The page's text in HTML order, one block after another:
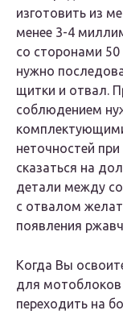
изготовить из
менее 3-4
со сторонами
нужно
щитки и отвал.
соблюдением
неточностей
сказаться на
детали между
с отвалом
появления
Когда Вы
для
переходить на